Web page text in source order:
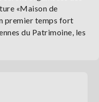
«Maison de
premier temps fort
du Patrimoine, les